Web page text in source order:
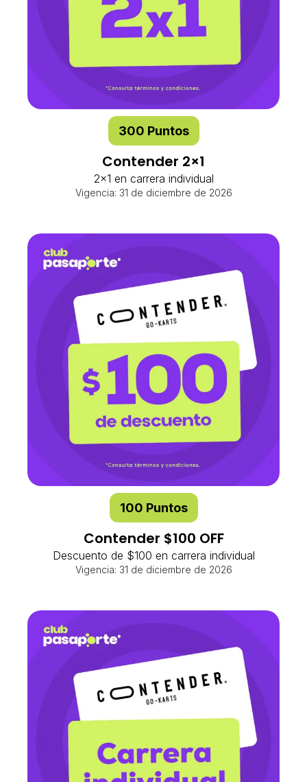
300 Puntos
Contender 2×1
2x1 en carrera individual
Vigencia: 31 de diciembre de 2026
100 Puntos
Contender $100 OFF
Descuento de $100 en carrera individual
Vigencia: 31 de diciembre de 2026